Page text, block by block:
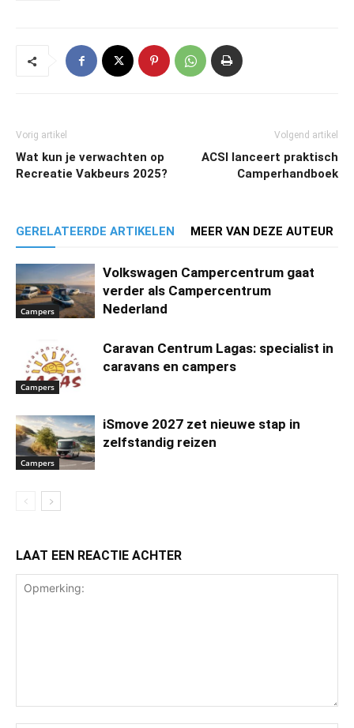
Vorig artikel
Wat kun je verwachten op
Recreatie Vakbeurs 2025?
Volgend artikel
ACSI lanceert praktisch
Camperhandboek
GERELATEERDE ARTIKELEN MEER VAN DEZE AUTEUR
Campers
Volkswagen Campercentrum gaat
verder als Campercentrum
Nederland
Campers
Caravan Centrum Lagas: specialist in
caravans en campers
Campers
iSmove 2027 zet nieuwe stap in
zelfstandig reizen
LAAT EEN REACTIE ACHTER